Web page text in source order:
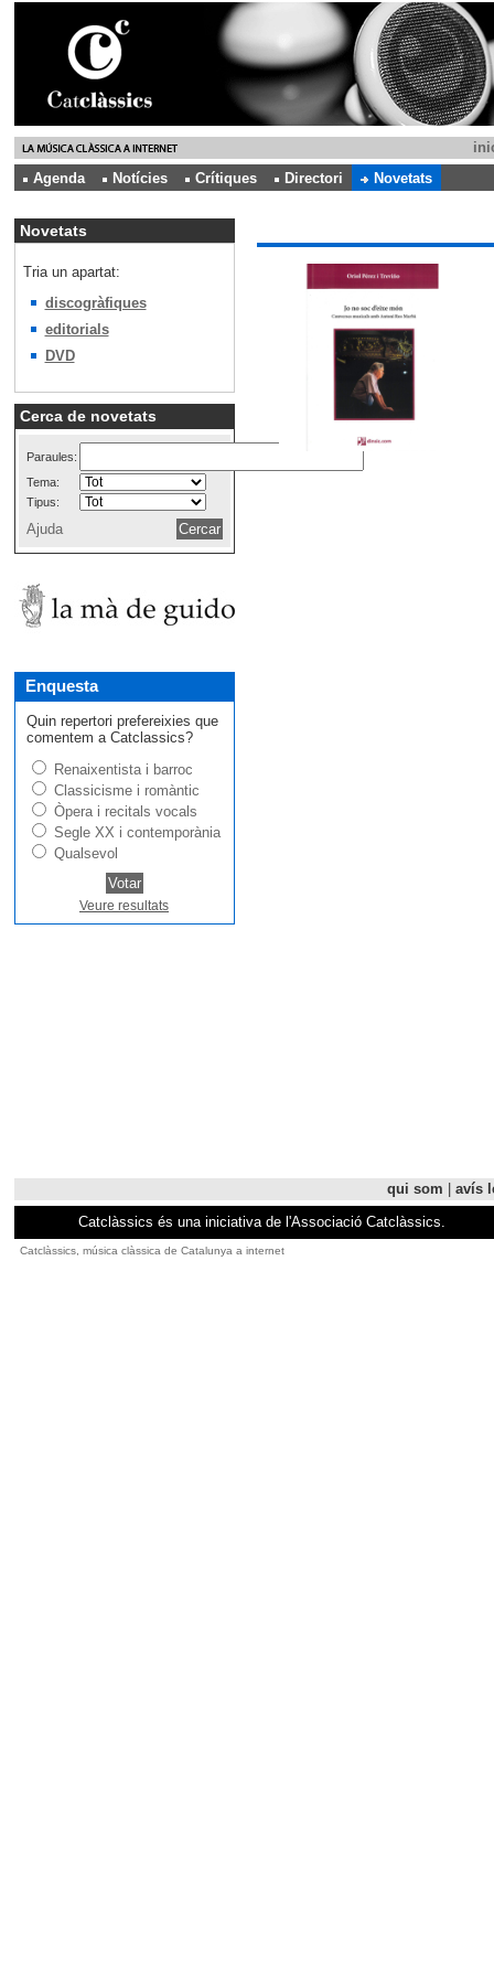
Agenda
Notícies Crítiques Directori Novetats
Novetats
Tria un apartat:
discogràfiques
editorials
DVD
Cerca de novetats
Paraules:
Tema:
Tipus:
Ajuda
Enquesta
Quin repertori prefereixies que
comentem a Catclassics?
Renaixentista i barroc
Classicisme i romàntic
Òpera i recitals vocals
Segle XX i contemporània
Qualsevol
Veure resultats
qui som
avís
Catclàssics és una iniciativa de l'Associació Catclàssics.
Catclàssics, música clàssica de Catalunya a internet